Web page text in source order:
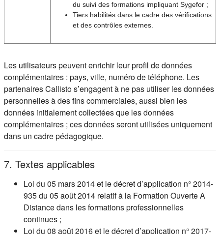
du suivi des formations impliquant Sygefor ;
Tiers habilités dans le cadre des vérifications
et des contrôles externes.
Les utilisateurs peuvent enrichir leur profil de données
complémentaires : pays, ville, numéro de téléphone. Les
partenaires Callisto s’engagent à ne pas utiliser les données
personnelles à des fins commerciales, aussi bien les
données initialement collectées que les données
complémentaires ; ces données seront utilisées uniquement
dans un cadre pédagogique.
7. Textes applicables
Loi du 05 mars 2014 et le décret d’application n° 2014-
935 du 05 août 2014 relatif à la Formation Ouverte A
Distance dans les formations professionnelles
continues ;
Loi du 08 août 2016 et le décret d’application n° 2017-